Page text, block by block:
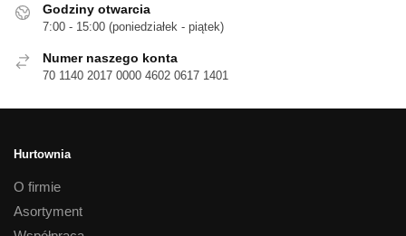
Godziny otwarcia
7:00 - 15:00 (poniedziałek - piątek)
Numer naszego konta
70 1140 2017 0000 4602 0617 1401
Hurtownia
O firmie
Asortyment